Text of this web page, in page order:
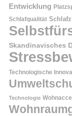
Entwicklung
Schlafqualität
Skandinavisches
Technologische
Technologie